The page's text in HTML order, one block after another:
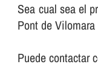
Sea cual sea el
Pont de
Puede contactar